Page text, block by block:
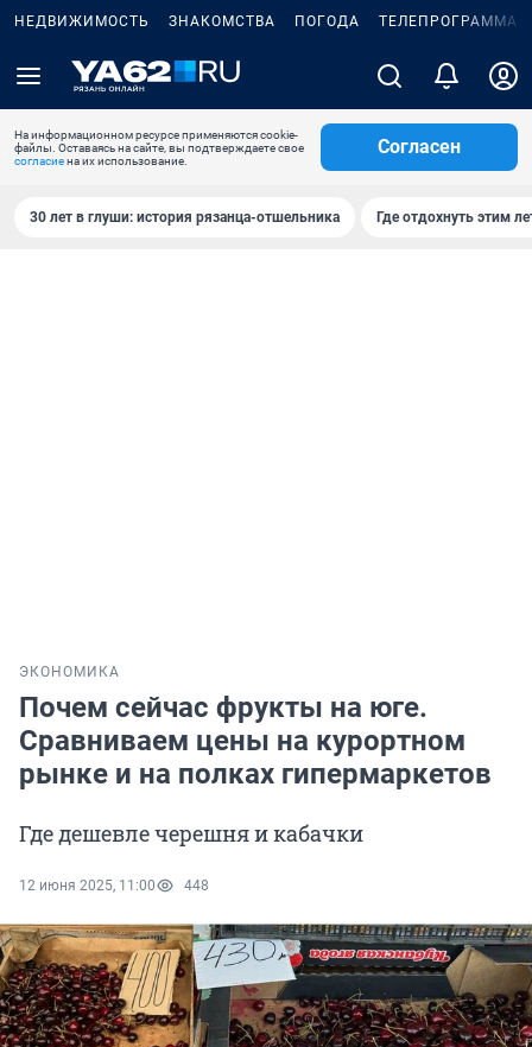
НЕДВИЖИМОСТЬ ЗНАКОМСТВА ПОГОДА ТЕЛЕПРОГРАММА
На информационном ресурсе применяются cookie-
файлы. Оставаясь на сайте, вы подтверждаете свое
согласиена их использование.
Согласен
30 лет в глуши: история рязанца-отшельника Где отдохнуть этим
ЭКОНОМИКА
Почем сейчас фрукты на юге.
Сравниваем цены на курортном
рынке и на полках гипермаркетов
Где дешевле черешня и кабачки
12 июня 2025, 11:00 448